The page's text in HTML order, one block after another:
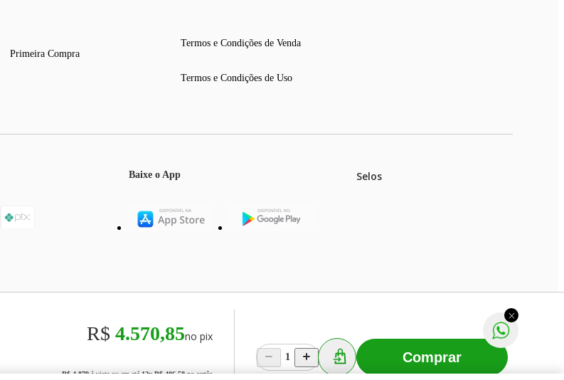
R$ 4.570,85no pix
R$ 4.879 à vista ou em até 12x R$ 406,58no cartão
1 Comprar
Primeira Compra
Termos e Condições de Venda
Termos e Condições de Uso
Baixe o App Selos
para compras efetuadas no site, podendo diferir na rede de lojas físicas.
condições comerciais estão sujeitos a alteração sem aviso prévio. Fast Shop S. A. CNPJ: 43.708.379/0001-
Selecionar os Cookies